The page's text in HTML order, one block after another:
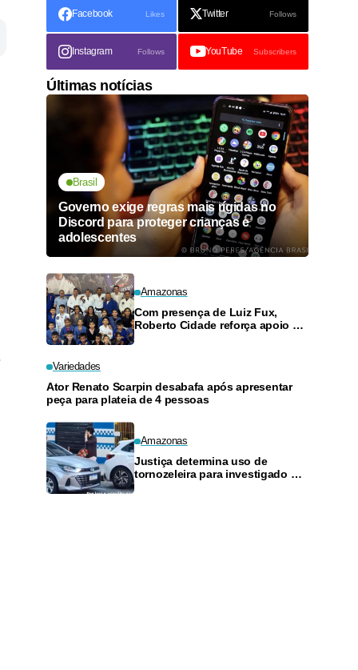
Facebook Likes Twitter Follows
Instagram Follows YouTube Subscribers
Últimas notícias
Brasil
Governo exige regras mais rígidas no
Discord para proteger crianças e
adolescentes
Amazonas
Com presença de Luiz Fux,
Roberto Cidade reforça apoio a
Variedades
Ator Renato Scarpin desabafa após apresentar
peça para plateia de 4 pessoas
Amazonas
Justiça determina uso de
tornozeleira para investigado por